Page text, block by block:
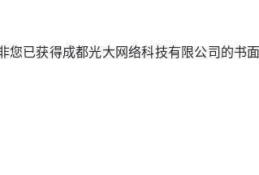
您已获得成都光大网络科技有限公司的书